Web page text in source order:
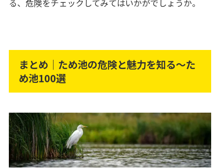
る、危険をチェックしてみてはいかがでしょうか。
まとめ｜ため池の危険と魅力を知る～た
め池100選